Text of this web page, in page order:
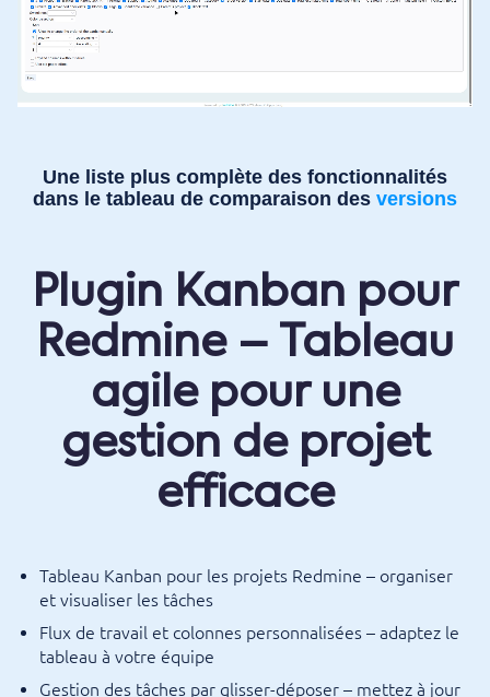
Une liste plus complète des fonctionnalités
dans le tableau de comparaison des versions
Plugin Kanban pour
Redmine – Tableau
agile pour une
gestion de projet
efficace
Tableau Kanban pour les projets Redmine – organiser
et visualiser les tâches
Flux de travail et colonnes personnalisées – adaptez le
tableau à votre équipe
Gestion des tâches par glisser-déposer – mettez à jour